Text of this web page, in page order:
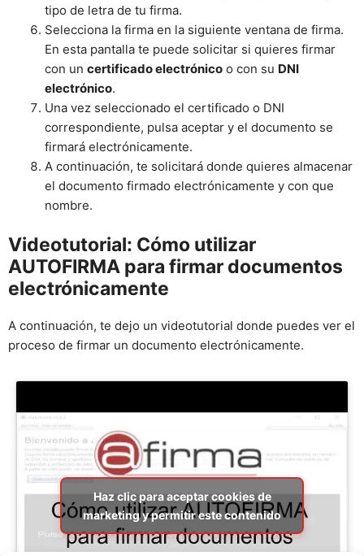
tipo de letra de tu firma.
Selecciona la firma en la siguiente ventana de firma.
En esta pantalla te puede solicitar si quieres firmar
con un certificado electrónico o con su DNI
electrónico.
Una vez seleccionado el certificado o DNI
correspondiente, pulsa aceptar y el documento se
firmará electrónicamente.
A continuación, te solicitará donde quieres almacenar
el documento firmado electrónicamente y con que
nombre.
Videotutorial: Cómo utilizar
AUTOFIRMA para firmar documentos
electrónicamente
A continuación, te dejo un videotutorial donde puedes ver el
proceso de firmar un documento electrónicamente.
Haz clic para aceptar cookies de
marketing y permitir este contenido